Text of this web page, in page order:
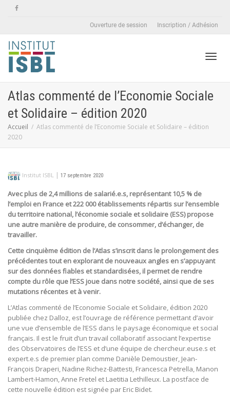
Ouverture de session Inscription / Adhésion
Atlas commenté de l’Economie Sociale
et Solidaire – édition 2020
Accueil
Atlas commenté de l’Economie Sociale et Solidaire – édition
2020
Institut ISBL | 17 septembre 2020
Avec plus de 2,4 millions de salarié.e.s, représentant 10,5 % de
l’emploi en France et 222 000 établissements répartis sur l’ensemble
du territoire national, l’économie sociale et solidaire (ESS) propose
une autre manière de produire, de consommer, d’échanger, de
travailler.
Cette cinquième édition de l’Atlas s’inscrit dans le prolongement des
précédentes tout en explorant de nouveaux angles en s’appuyant
sur des données fiables et standardisées, il permet de rendre
compte du rôle que l’ESS joue dans notre société, ainsi que de ses
mutations récentes et à venir.
L’Atlas commenté de l’Economie Sociale et Solidaire, édition 2020
publiée chez Dalloz, est l’ouvrage de référence permettant d’avoir
une vue d’ensemble de l’ESS dans le paysage économique et social
français. Il est le fruit d’un travail collaboratif associant l’expertise
des Observatoires de l’ESS et d’une équipe de chercheur.euse.s et
expert.e.s de premier plan comme Danièle Demoustier, Jean-
François Draperi, Nadine Richez-Battesti, Francesca Petrella, Manon
Lambert-Hamon, Anne Fretel et Laetitia Lethilleux. La postface de
cette nouvelle édition est signée par Eric Bidet.